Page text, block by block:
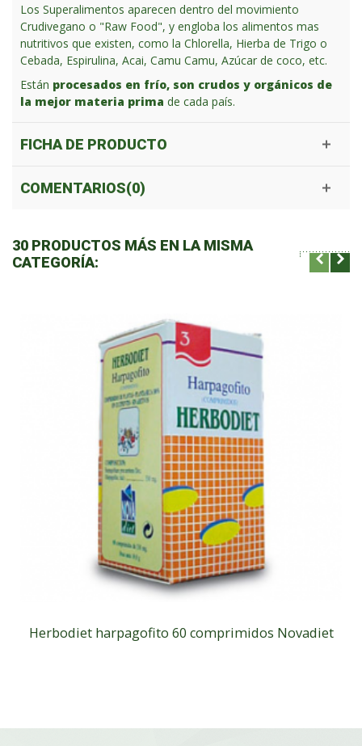
Los Superalimentos aparecen dentro del movimiento
Crudivegano o "Raw Food", y engloba los alimentos mas
nutritivos que existen, como la Chlorella, Hierba de Trigo o
Cebada, Espirulina, Acai, Camu Camu, Azúcar de coco, etc.
Están procesados en frío, son crudos y orgánicos de
la mejor materia prima de cada país.
FICHA DE PRODUCTO
COMENTARIOS(0)
30 PRODUCTOS MÁS EN LA MISMA
CATEGORÍA:
Herbodiet harpagofito 60 comprimidos Novadiet